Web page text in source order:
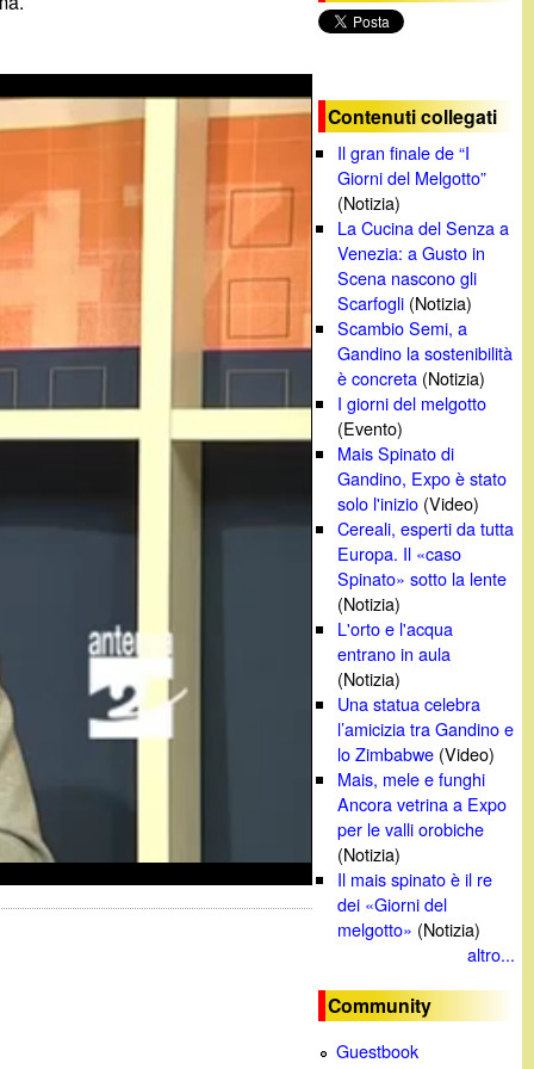
a
Contenuti collegati
Il gran finale de “I
Giorni del Melgotto”
(Notizia)
La Cucina del Senza a
Venezia: a Gusto in
Scena nascono gli
Scarfogli (Notizia)
Scambio Semi, a
Gandino la sostenibilità
è concreta (Notizia)
I giorni del melgotto
(Evento)
Mais Spinato di
Gandino, Expo è stato
solo l'inizio (Video)
Cereali, esperti da tutta
Europa. Il «caso
Spinato» sotto la lente
(Notizia)
L'orto e l'acqua
entrano in aula
(Notizia)
Una statua celebra
l’amicizia tra Gandino e
lo Zimbabwe (Video)
Mais, mele e funghi
Ancora vetrina a Expo
per le valli orobiche
(Notizia)
Il mais spinato è il re
dei «Giorni del
melgotto» (Notizia)
altro...
Community
Guestbook